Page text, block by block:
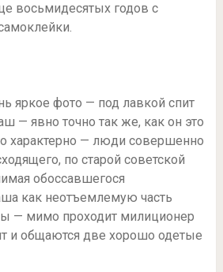
восьмидесятых годов с
яркое фото — под лавкой спит
— явно точно так же, как он это
характерно — люди совершенно
по старой советской
обоссавшегося
как неотъемлемую часть
— мимо проходит милиционер
и общаются две хорошо одетые